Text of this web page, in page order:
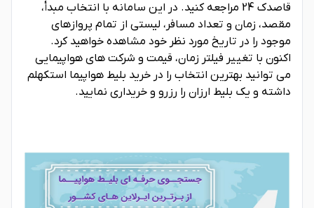
قاصدک 24 مراجعه کنید. در این سامانه با انتخاب مبدأ،
مقصد، زمان و تعداد مسافر، لیستی از تمام پروازهای
موجود را در تاریخ مورد نظر خود مشاهده خواهید کرد.
اکنون با تغییر فیلتر زمان، قیمت و شرکت های هواپیمایی
می توانید بهترین انتخاب را در خرید بلیط هواپیما استکهلم
داشته و یک بلیط ارزان را رزرو و خریداری نمایید.